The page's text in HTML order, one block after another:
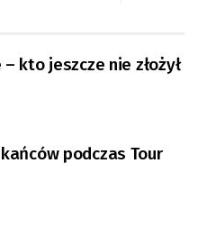
kto jeszcze nie złożył
podczas Tour